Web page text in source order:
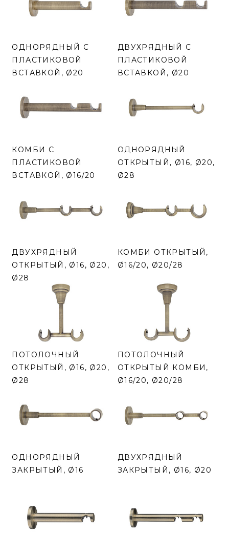
ОДНОРЯДНЫЙ С
ПЛАСТИКОВОЙ
ВСТАВКОЙ, Ø20
ДВУХРЯДНЫЙ С
ПЛАСТИКОВОЙ
ВСТАВКОЙ, Ø20
КОМБИ С
ПЛАСТИКОВОЙ
ВСТАВКОЙ, Ø16/20
ОДНОРЯДНЫЙ
ОТКРЫТЫЙ, Ø16, Ø20,
Ø28
ДВУХРЯДНЫЙ
ОТКРЫТЫЙ, Ø16, Ø20,
Ø28
КОМБИ ОТКРЫТЫЙ,
Ø16/20, Ø20/28
ПОТОЛОЧНЫЙ
ОТКРЫТЫЙ, Ø16, Ø20,
Ø28
ПОТОЛОЧНЫЙ
ОТКРЫТЫЙ КОМБИ,
Ø16/20, Ø20/28
ОДНОРЯДНЫЙ
ЗАКРЫТЫЙ, Ø16
ДВУХРЯДНЫЙ
ЗАКРЫТЫЙ, Ø16, Ø20